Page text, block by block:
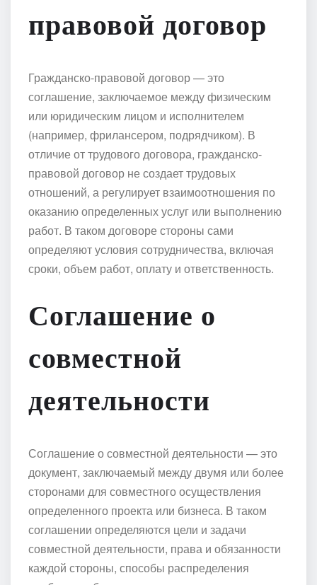
правовой договор
Гражданско-правовой договор — это
соглашение, заключаемое между физическим
или юридическим лицом и исполнителем
(например, фрилансером, подрядчиком). В
отличие от трудового договора, гражданско-
правовой договор не создает трудовых
отношений, а регулирует взаимоотношения по
оказанию определенных услуг или выполнению
работ. В таком договоре стороны сами
определяют условия сотрудничества, включая
сроки, объем работ, оплату и ответственность.
Соглашение о
совместной
деятельности
Соглашение о совместной деятельности — это
документ, заключаемый между двумя или более
сторонами для совместного осуществления
определенного проекта или бизнеса. В таком
соглашении определяются цели и задачи
совместной деятельности, права и обязанности
каждой стороны, способы распределения